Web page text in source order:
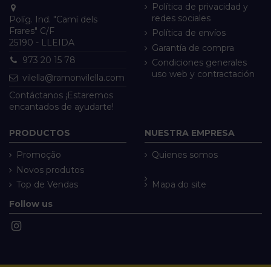
Políg. Ind. "Camí dels
Frares" C/F
25190 - LLEIDA
973 20 15 78
vilella@ramonvilella.com
Contáctanos ¡Estaremos
encantados de ayudarte!
Política de privacidad y
redes sociales
Política de envíos
Garantía de compra
Condiciones generales
uso web y contractación
PRODUCTOS
Promoção
Novos produtos
Top de Vendas
NUESTRA EMPRESA
Quienes somos
Mapa do site
Follow us